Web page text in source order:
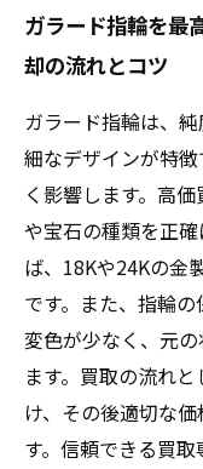
ガラード指輪を最
却の流れとコツ
ガラード指輪は、
細なデザインが特
く影響します。高
や宝石の種類を正
ば、18Kや24Kの金
です。また、指輪
変色が少なく、元
ます。買取の流れ
け、その後適切な
す。信頼できる買